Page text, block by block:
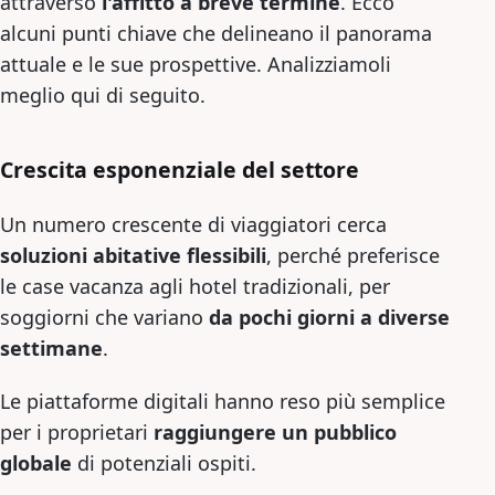
alcuni punti chiave che delineano il panorama
attuale e le sue prospettive. Analizziamoli
meglio qui di seguito.
Crescita esponenziale del settore
Un numero crescente di viaggiatori cerca
soluzioni abitative flessibili, perché preferisce
le case vacanza agli hotel tradizionali, per
soggiorni che variano da pochi giorni a diverse
settimane.
Le piattaforme digitali hanno reso più semplice
per i proprietari raggiungere un pubblico
globale di potenziali ospiti.